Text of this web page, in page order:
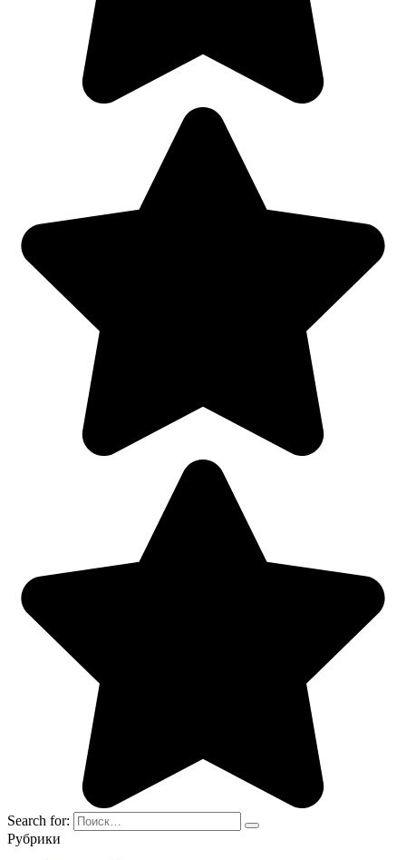
Search for:
Рубрики